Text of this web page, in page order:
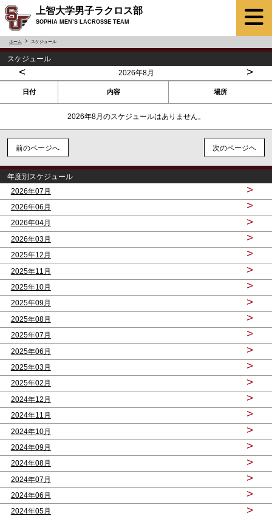
上智大学男子ラクロス部
SOPHIA MEN’S LACROSSE TEAM
ホーム スケジュール
スケジュール
< 2026年8月 >
日付 内容 場所
2026年8月のスケジュールはありません。
前のページへ 次のページヘ
年度別スケジュール
2026年07月
>
2026年06月 >
2026年04月 >
2026年03月 >
2025年12月 >
2025年11月 >
2025年10月 >
2025年09月 >
2025年08月 >
2025年07月 >
2025年06月 >
2025年03月 >
2025年02月 >
2024年12月 >
2024年11月 >
2024年10月 >
2024年09月 >
2024年08月 >
2024年07月 >
2024年06月 >
2024年05月 >